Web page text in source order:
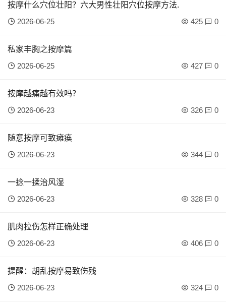
按摩什么穴位壮阳？六大男性壮阳穴位按摩方法.
2026-06-25
425 0
私家丰胸之按摩篇
2026-06-25
427 0
按摩越痛越有效吗？
2026-06-23
326 0
随意按摩可致瘫痪
2026-06-23
344 0
一捻一揉治风湿
2026-06-23
328 0
肌肉拉伤怎样正确处理
2026-06-23
406 0
提醒：胡乱按摩易致伤残
2026-06-23
324 0